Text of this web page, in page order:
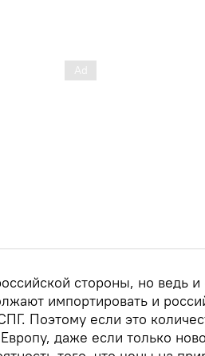
стороны, но ведь и
импортировать и
Поэтому если это
даже если только